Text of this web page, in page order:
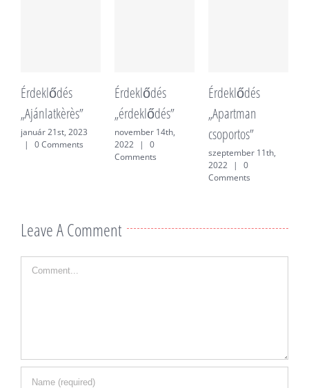
Érdeklődés
„Ajánlatkèrès”
január 21st, 2023
|
0 Comments
Érdeklődés
„érdeklődés”
november 14th,
2022
|
0
Comments
Érdeklődés
„Apartman
csoportos”
szeptember 11th,
2022
|
0
Comments
Leave A Comment
Comment